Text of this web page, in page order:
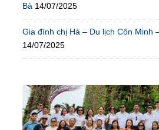
Bà 14/07/2025
Gia đình chị Hà – Du lịch Côn Minh
14/07/2025